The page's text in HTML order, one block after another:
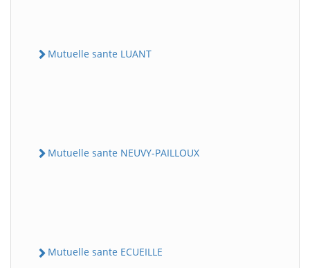
Mutuelle sante LUANT
Mutuelle sante NEUVY-PAILLOUX
Mutuelle sante ECUEILLE